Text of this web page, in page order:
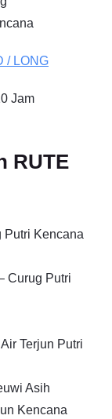
/ LONG
Jam
RUTE
Putri Kencana
Curug Putri
Terjun Putri
Asih
Kencana